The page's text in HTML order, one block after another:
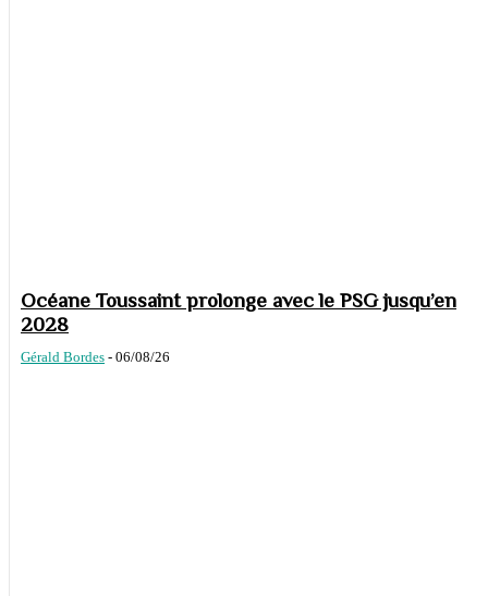
Océane Toussaint prolonge avec le PSG jusqu’en
2028
Gérald Bordes - 06/08/26